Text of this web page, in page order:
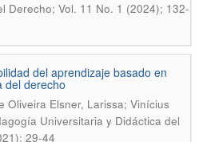
Derecho; Vol. 11 No. 1 (2024); 132-
del aprendizaje basado en
del derecho
Oliveira Elsner, Larissa; Vinícius
Universitaria y Didáctica del
29-44